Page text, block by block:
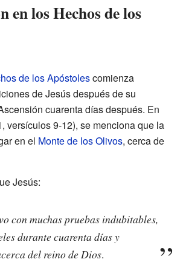
en los Hechos de los
de los Apóstolescomienza
de Jesús después de su
cuarenta días después. En
versículos 9-12), se menciona que la
en el Monte de los Olivos, cerca de
Jesús:
con muchas pruebas indubitables,
durante cuarenta días y
del reino de Dios.